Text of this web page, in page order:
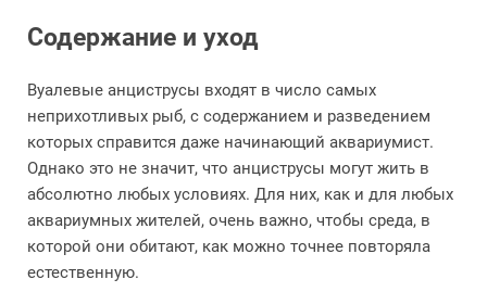
Содержание и уход
Вуалевые анциструсы входят в число самых
неприхотливых рыб, с содержанием и разведением
которых справится даже начинающий аквариумист.
Однако это не значит, что анциструсы могут жить в
абсолютно любых условиях. Для них, как и для любых
аквариумных жителей, очень важно, чтобы среда, в
которой они обитают, как можно точнее повторяла
естественную.